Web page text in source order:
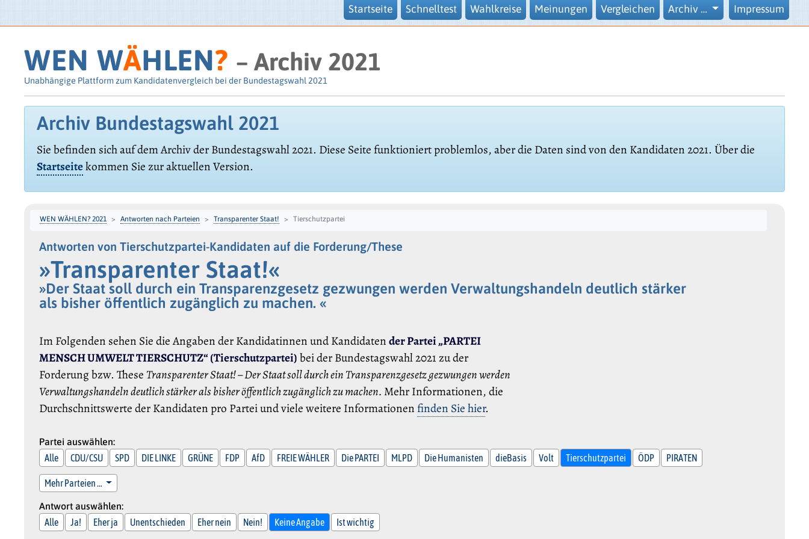
Startseite Schnelltest Wahlkreise Meinungen Vergleichen Archiv … Impressum
WEN WÄHLEN? – Archiv 2021
Unabhängige Plattform zum Kandidatenvergleich bei der Bundestagswahl 2021
Archiv Bundestagswahl 2021
Sie befinden sich auf dem Archiv der Bundestagswahl 2021. Diese Seite funktioniert problemlos, aber die Daten sind von den Kandidaten 2021. Über die
Startseitekommen Sie zur aktuellen Version.
WEN WÄHLEN? 2021 Antworten nach Parteien Transparenter Staat! Tierschutzpartei
Antworten von Tierschutzpartei-Kandidaten auf die Forderung/These
»Transparenter Staat!«
»Der Staat soll durch ein Transparenzgesetz gezwungen werden Verwaltungshandeln deutlich stärker
als bisher öffentlich zugänglich zu machen. «
Im Folgenden sehen Sie die Angaben der Kandidatinnen und Kandidatender Partei „PARTEI
MENSCH UMWELT TIERSCHUTZ“ (Tierschutzpartei)bei der Bundestagswahl 2021 zu der
Forderung bzw. TheseTransparenter Staat! – Der Staat soll durch ein Transparenzgesetz gezwungen werden
Verwaltungshandeln deutlich stärker als bisher öffentlich zugänglich zu machen. Mehr Informationen, die
Durchschnittswerte der Kandidaten pro Partei und viele weitere Informationen finden Sie hier.
Partei auswählen:
Alle
CDU/CSU SPD DIE LINKE GRÜNE FDP AfD FREIE WÄHLER Die PARTEI MLPD Die Humanisten dieBasis Volt Tierschutzpartei ÖDP PIRATEN
Mehr Parteien …
Antwort auswählen:
Alle
Ja! Eher ja Unentschieden Eher nein Nein! Keine Angabe Ist wichtig